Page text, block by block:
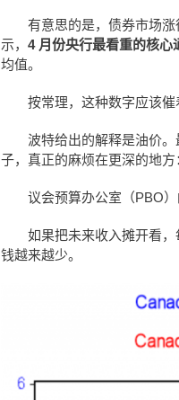
有意思的是，债券市场
示， 4 月份央行最看重的核心
均值。
按常理，这种数字应该催
波特给出的解释是油价
子，真正的麻烦在更深的地方
议会预算办公室（PBO
如果把未来收入摊开看
钱越来越少。